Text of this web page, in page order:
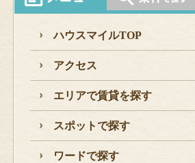
ハウスマイルTOP
アクセス
エリアで賃貸を探す
スポットで探す
ワードで探す